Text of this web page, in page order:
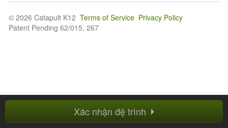
Xác nhận đệ trình
© 2026 Catapult K12 Terms of Service Privacy Policy
Patent Pending 62/015, 267